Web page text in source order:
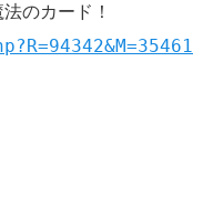
のカード！